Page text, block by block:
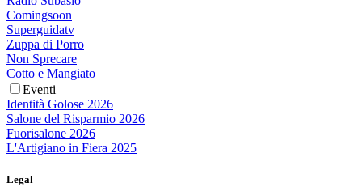
Comingsoon
Superguidatv
Zuppa di Porro
Non Sprecare
Cotto e Mangiato
Eventi
Identità Golose 2026
Salone del Risparmio 2026
Fuorisalone 2026
L'Artigiano in Fiera 2025
Legal